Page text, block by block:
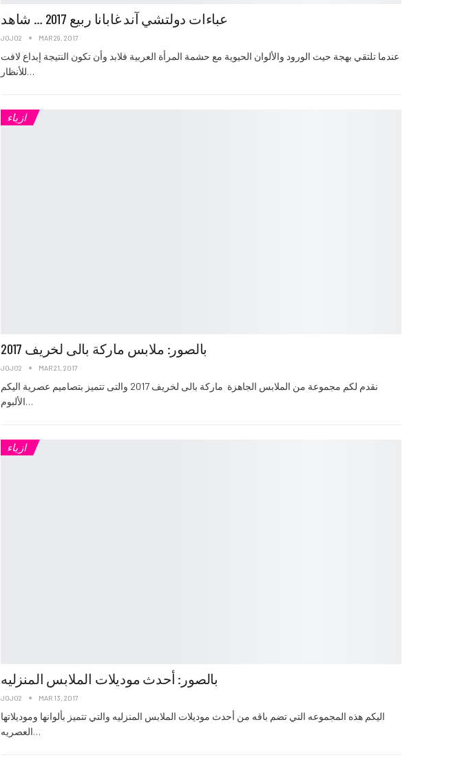
عباءات دولتشي آند غابانا ربيع 2017 … شاهد
JOJO2 MAR 29, 2017
عندما تلتقي بهجة حيث الورود والألوان الحيوية مع حشمة المرأة العربية فلابد وأن تكون النتيجة إبداع لافت
للأنظار…
ازياء
بالصور: ملابس ماركة بالى لخريف 2017
JOJO2 MAR 21, 2017
نقدم لكم مجموعة من الملابس الجاهزة ماركة بالى لخريف 2017 والتى تتميز بتصاميم عصرية اليكم
الألبوم…
ازياء
بالصور: أحدث موديلات الملابس المنزليه
JOJO2 MAR 13, 2017
اليكم هذه المجموعه التي تضم باقه من أحدث موديلات الملابس المنزليه والتي تتميز بألوانها وموديلاتها
العصريه…